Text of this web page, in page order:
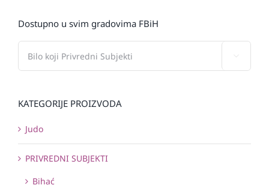
Dostupno u svim gradovima FBiH
KATEGORIJE PROIZVODA
Judo
PRIVREDNI SUBJEKTI
Bihać